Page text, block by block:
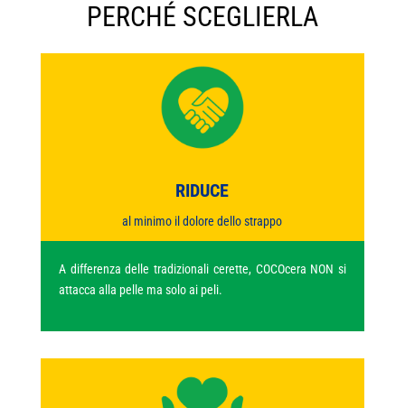
PERCHÉ SCEGLIERLA
RIDUCE
al minimo il dolore dello strappo
A differenza delle tradizionali cerette, COCOcera NON si
attacca alla pelle ma solo ai peli.